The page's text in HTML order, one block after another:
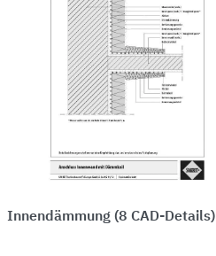
Innendämmung (8 CAD-Details)